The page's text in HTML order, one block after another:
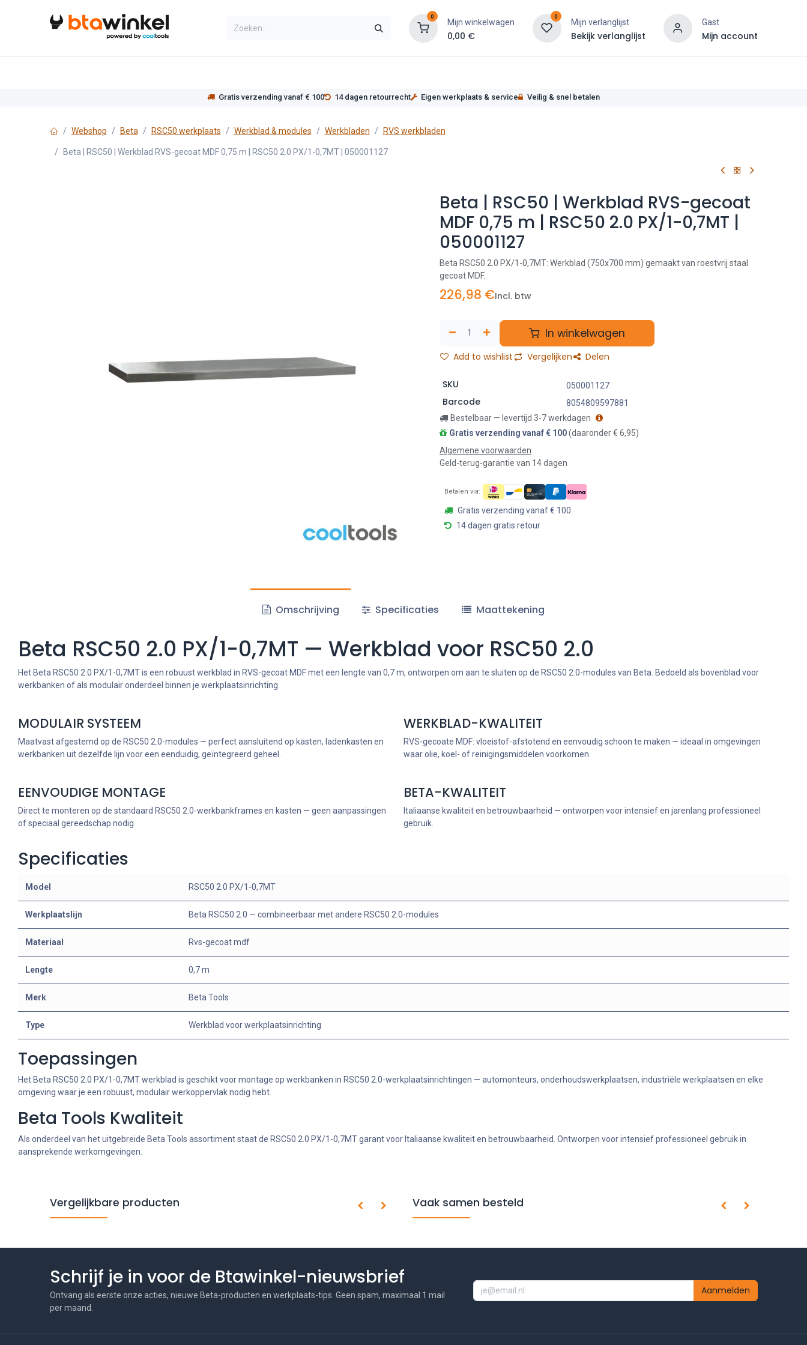
0
Mijn winkelwagen
0,00 €
0
Mijn verlanglijst
Bekijk verlanglijst
Gast
Mijn account
Gratis verzending vanaf € 100 14 dagen retourrecht Eigen werkplaats & service Veilig & snel betalen
Webshop Beta RSC50 werkplaats Werkblad & modules Werkbladen RVS werkbladen
Beta | RSC50 | Werkblad RVS-gecoat MDF 0,75 m | RSC50 2.0 PX/1-0,7MT | 050001127
Beta | RSC50 | Werkblad RVS-gecoat
MDF 0,75 m | RSC50 2.0 PX/1-0,7MT |
050001127
Beta RSC50 2.0 PX/1-0,7MT: Werkblad (750x700 mm) gemaakt van roestvrij staal
gecoat MDF.
226,98 €Incl. btw
In winkelwagen
Add to wishlist Vergelijken Delen
SKU 050001127
Barcode
8054809597881
Bestelbaar — levertijd 3-7 werkdagen
Gratis verzending vanaf € 100(daaronder € 6,95)
Algemene voorwaarden
Geld-terug-garantie van 14 dagen
Betalen via:
Gratis verzending vanaf € 100
14 dagen gratis retour
Omschrijving Specificaties Maattekening
Beta RSC50 2.0 PX/1-0,7MT — Werkblad voor RSC50 2.0
Het Beta RSC50 2.0 PX/1-0,7MT is een robuust werkblad in RVS-gecoat MDF met een lengte van 0,7 m, ontworpen om aan te sluiten op de RSC50 2.0-modules van Beta. Bedoeld als bovenblad voor
werkbanken of als modulair onderdeel binnen je werkplaatsinrichting.
MODULAIR SYSTEEM
Maatvast afgestemd op de RSC50 2.0-modules — perfect aansluitend op kasten, ladenkasten en
werkbanken uit dezelfde lijn voor een eenduidig, geïntegreerd geheel.
WERKBLAD-KWALITEIT
RVS-gecoate MDF: vloeistof-afstotend en eenvoudig schoon te maken — ideaal in omgevingen
waar olie, koel- of reinigingsmiddelen voorkomen.
EENVOUDIGE MONTAGE
Direct te monteren op de standaard RSC50 2.0-werkbankframes en kasten — geen aanpassingen
of speciaal gereedschap nodig.
BETA-KWALITEIT
Italiaanse kwaliteit en betrouwbaarheid — ontworpen voor intensief en jarenlang professioneel
gebruik.
Specificaties
Model RSC50 2.0 PX/1-0,7MT
Werkplaatslijn Beta RSC50 2.0 — combineerbaar met andere RSC50 2.0-modules
Materiaal Rvs-gecoat mdf
Lengte 0,7 m
Merk Beta Tools
Type Werkblad voor werkplaatsinrichting
Toepassingen
Het Beta RSC50 2.0 PX/1-0,7MT werkblad is geschikt voor montage op werkbanken in RSC50 2.0-werkplaatsinrichtingen — automonteurs, onderhoudswerkplaatsen, industriële werkplaatsen en elke
omgeving waar je een robuust, modulair werkoppervlak nodig hebt.
Beta Tools Kwaliteit
Als onderdeel van het uitgebreide Beta Tools assortiment staat de RSC50 2.0 PX/1-0,7MT garant voor Italiaanse kwaliteit en betrouwbaarheid. Ontworpen voor intensief professioneel gebruik in
aansprekende werkomgevingen.
Vergelijkbare producten Vaak samen besteld
Schrijf je in voor de Btawinkel-nieuwsbrief
Ontvang als eerste onze acties, nieuwe Beta-producten en werkplaats-tips. Geen spam, maximaal 1 mail
per maand.
Aanmelden